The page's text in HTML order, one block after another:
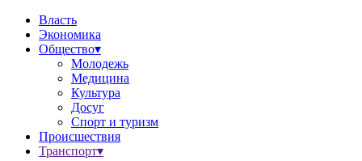
Власть
Экономика
Общество▾
Молодежь
Медицина
Культура
Досуг
Спорт и туризм
Происшествия
Транспорт▾